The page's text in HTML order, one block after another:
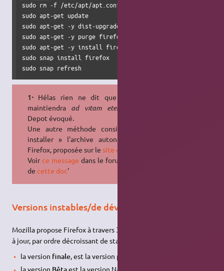
sudo rm -f /etc/apt/apt.conf.d/51unattended-upgrades-
sudo apt-get update
sudo apt-get -y dist-upgrade
sudo apt-get -y purge firefox
sudo apt-get -y install firefox
sudo snap install firefox
sudo snap refresh
1⋅Hélas rien ne dit que Mozilla
maintiendra ad vitam eternam
Depot évoqué.
Une autre méthode consiste à «
installer » l'archive autonome de
Firefox, proposée sur le site officiel
Voirce message dans le forum ou §2
de cette doc'
Versions instables/de développement
Mozilla propose Firefox à travers 3 canaux différents
à jour, par ordre décroissant de stabilité :
la version finale, est la version proposée par défaut ;
la version
est la version N+1, avec des nouvelles